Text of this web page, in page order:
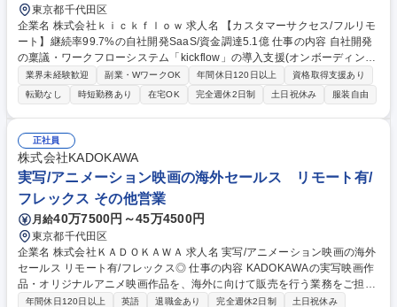
東京都千代田区
企業名 株式会社ｋｉｃｋｆｌｏｗ 求人名 【カスタマーサクセス/フルリモ
ート】継続率99.7%の自社開発SaaS/資金調達5.1億 仕事の内容 自社開発
の稟議・ワークフローシステム「kickflow」の導入支援(オンボーディン
グ)をメインにお任せします。継続率99.7%を支えるのはカスタマーサクセ
ス部門であり、今後の事業拡大の要となるポジションです。 【ミッショ
ン】最終的にお客様が自走できる状態をゴールとして伴走する、いわゆる
「導入支援（オンボーディング）」がメインとなります。【業務詳細】■k
ickflow導入に関する業務フロー設計の支援■プロダクトに対する要望のヒ
アリング/ヒアリング結果の開発チームへの連携■顧客課題の検討作業 等
【働き方】全員がフルリモート体制で業務を行っていますのでオンライン
で定期的にコミュニケーションを取っています。 募集職種 【カスタマー
サクセス/フルリモート】継続率99.7%の自社開発SaaS/資金調達5.1億
業界未経験歓迎 副業・WワークOK 年間休日120日以上
資格取得支援あり
転勤なし
時短勤務あり 在宅OK 完全週休2日制 土日祝休み 服装自由
正社員
株式会社KADOKAWA
実写/アニメーション映画の海外セールス リモート有/
フレックス その他営業
月給40万7500円～45万4500円
東京都千代田区
企業名 株式会社ＫＡＤＯＫＡＷＡ 求人名 実写/アニメーション映画の海外
セールス リモート有/フレックス◎ 仕事の内容 KADOKAWAの実写映画作
品・オリジナルアニメ映画作品を、海外に向けて販売を行う業務をご担当
いただきます。それぞれの地域の特性を理解しながら交渉を行い、海外の
年間休日120日以上 英語 退職金あり 完全週休2日制 土日祝休み